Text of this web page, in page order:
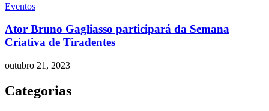
Eventos
Ator Bruno Gagliasso participará da Semana
Criativa de Tiradentes
outubro 21, 2023
Categorias